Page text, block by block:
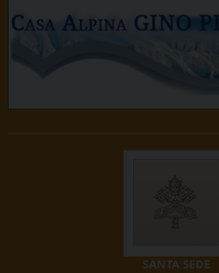
SANTA SEDE